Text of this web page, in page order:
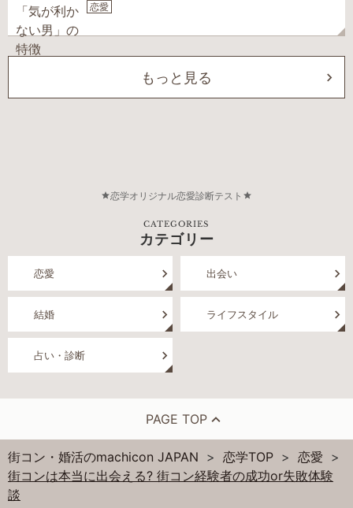
恋愛
もっと見る
恋学オリジナル恋愛診断テスト
CATEGORIES
カテゴリー
恋愛 出会い
結婚 ライフスタイル
占い・診断
PAGE TOP
街コン・婚活のmachicon JAPAN 恋学TOP
恋愛
街コンは本当に出会える? 街コン経験者の成功or失敗体験
談